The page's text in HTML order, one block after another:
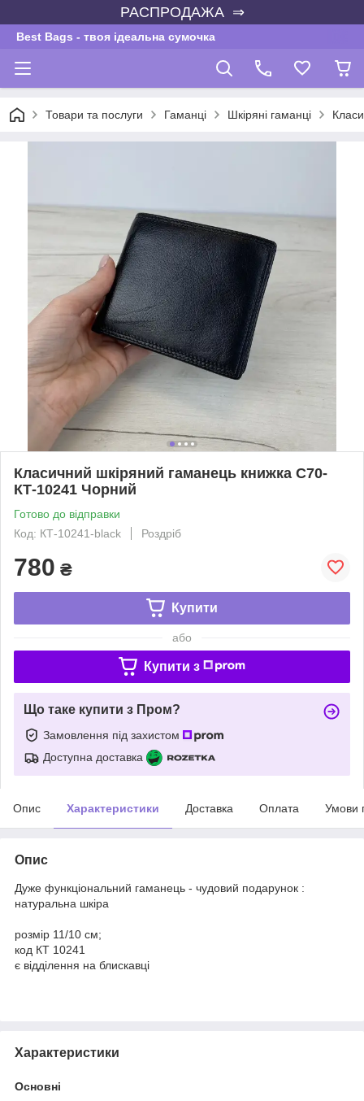
РАСПРОДАЖА ⇒
Best Bags - твоя ідеальна сумочка
Товари та послуги Гаманці Шкіряні гаманці
Класичний шкіряний гаманець книжка С70-
КТ-10241 Чорний
Готово до відправки
Код: КТ-10241-black
Роздріб
780 ₴
Купити
або
Купити з
Що таке купити з Пром?
Замовлення під захистом
Доступна доставка
Опис Характеристики Доставка Оплата Умови
Опис
Дуже функціональний гаманець - чудовий подарунок :
натуральна шкіра
розмір 11/10 см;
код КТ 10241
є відділення на блискавці
Характеристики
Основні